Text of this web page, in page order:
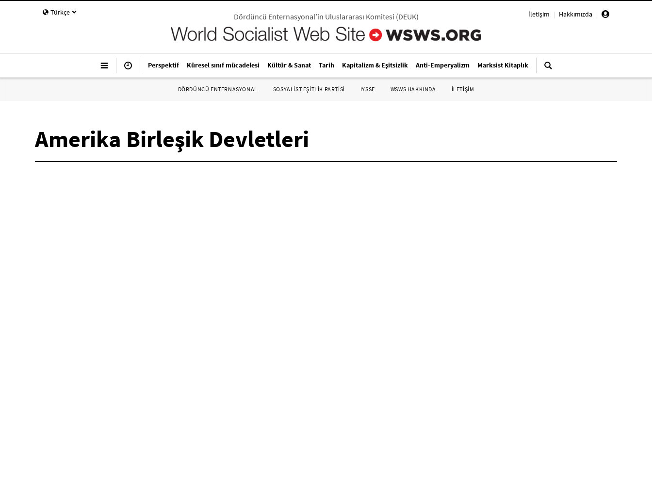
Türkçe İletişim | Hakkımızda |
Dördüncü Enternasyonal’in Uluslararası Komitesi (DEUK)
Perspektif Küresel sınıf mücadelesi Kültür & Sanat Tarih Kapitalizm & Eşitsizlik Anti-Emperyalizm Marksist Kitaplık
DÖRDÜNCÜ ENTERNASYONAL SOSYALIST EŞITLIK PARTISI IYSSE WSWS HAKKINDA İLETİŞİM
Amerika Birleşik Devletleri